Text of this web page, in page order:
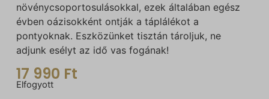
növénycsoportosulásokkal, ezek általában egész
évben oázisokként ontják a táplálékot a
pontyoknak. Eszközünket tisztán tároljuk, ne
adjunk esélyt az idő vas fogának!
17 990 Ft
Elfogyott